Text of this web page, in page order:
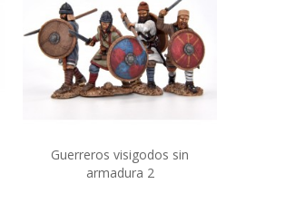
Añadir al carrito
Guerreros visigodos sin
armadura 2